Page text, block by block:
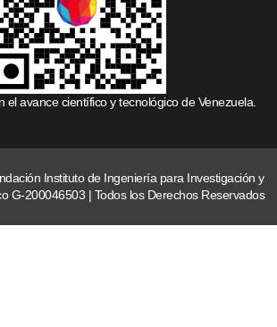
el avance científico y tecnológico de Venezuela.
Instituto de Ingeniería para Investigación y
G-200046503 | Todos los Derechos Reservados